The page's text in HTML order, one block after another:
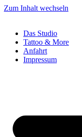
Zum Inhalt wechseln
Das Studio
Tattoo & More
Anfahrt
Impressum